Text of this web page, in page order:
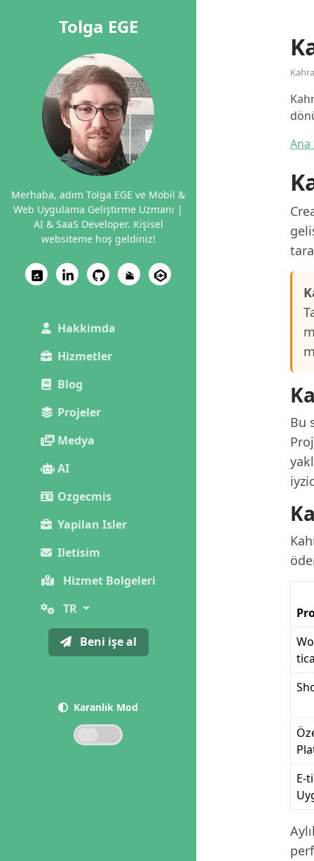
Tolga EGE
Merhaba, adım Tolga EGE ve Mobil &
Web Uygulama Geliştirme Uzmanı |
AI & SaaS Developer. Kişisel
websiteme hoş geldiniz!
Hakkimda
Hizmetler
Blog
Projeler
Medya
AI
Ozgecmis
Yapilan Isler
Iletisim
Hizmet Bolgeleri
TR
Beni işe al
Karanlık Mod
Ana
Bu
E-